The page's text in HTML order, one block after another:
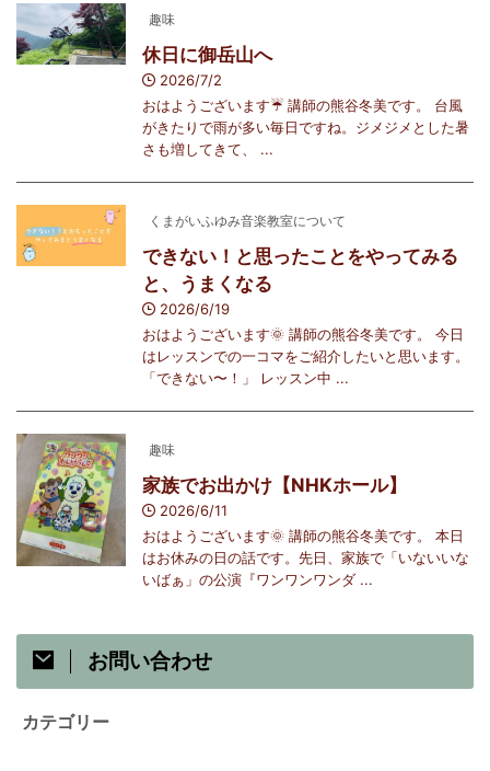
趣味
休日に御岳山へ
2026/7/2
おはようございます☔️ 講師の熊谷冬美です。 台風
がきたりで雨が多い毎日ですね。ジメジメとした暑
さも増してきて、 ...
くまがいふゆみ音楽教室について
できない！と思ったことをやってみる
と、うまくなる
2026/6/19
おはようございます🌞 講師の熊谷冬美です。 今日
はレッスンでの一コマをご紹介したいと思います。
「できない〜！」 レッスン中 ...
趣味
家族でお出かけ【NHKホール】
2026/6/11
おはようございます🌞 講師の熊谷冬美です。 本日
はお休みの日の話です。先日、家族で「いないいな
いばぁ」の公演『ワンワンワンダ ...
お問い合わせ
カテゴリー